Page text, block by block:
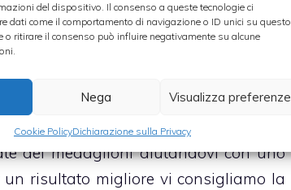
del dispositivo. Il consenso a queste tecnologie ci
dati come il comportamento di navigazione o ID unici su questo
o ritirare il consenso può influire negativamente su alcune
Nega Visualizza preferenze
Cookie PolicyDichiarazione sulla Privacy
con sale, pepe, erba cipollina tritata
una padella con olio, porro e cipolla
parte della ricetta impastate in un
e un filo di olio fino ad ottenere
dei medaglioni aiutandovi con uno
risultato migliore vi consigliamo la